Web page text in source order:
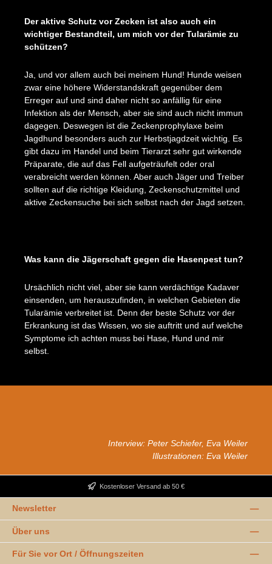
Der aktive Schutz vor Zecken ist also auch ein
wichtiger Bestandteil, um mich vor der Tularämie zu
schützen?
Ja, und vor allem auch bei meinem Hund! Hunde weisen
zwar eine höhere Widerstandskraft gegenüber dem
Erreger auf und sind daher nicht so anfällig für eine
Infektion als der Mensch, aber sie sind auch nicht immun
dagegen. Deswegen ist die Zeckenprophylaxe beim
Jagdhund besonders auch zur Herbstjagdzeit wichtig. Es
gibt dazu im Handel und beim Tierarzt sehr gut wirkende
Präparate, die auf das Fell aufgeträufelt oder oral
verabreicht werden können. Aber auch Jäger und Treiber
sollten auf die richtige Kleidung, Zeckenschutzmittel und
aktive Zeckensuche bei sich selbst nach der Jagd setzen.
Was kann die Jägerschaft gegen die Hasenpest tun?
Ursächlich nicht viel, aber sie kann verdächtige Kadaver
einsenden, um herauszufinden, in welchen Gebieten die
Tularämie verbreitet ist. Denn der beste Schutz vor der
Erkrankung ist das Wissen, wo sie auftritt und auf welche
Symptome ich achten muss bei Hase, Hund und mir
selbst.
Interview: Peter Schiefer, Eva Weiler
Illustrationen: Eva Weiler
Kostenloser Versand ab 50 €
Newsletter
Über uns
Für Sie vor Ort / Öffnungszeiten